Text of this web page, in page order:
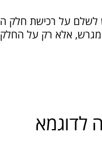
לשלם על רכישת חלק
אלא רק על החלק
לדוגמא